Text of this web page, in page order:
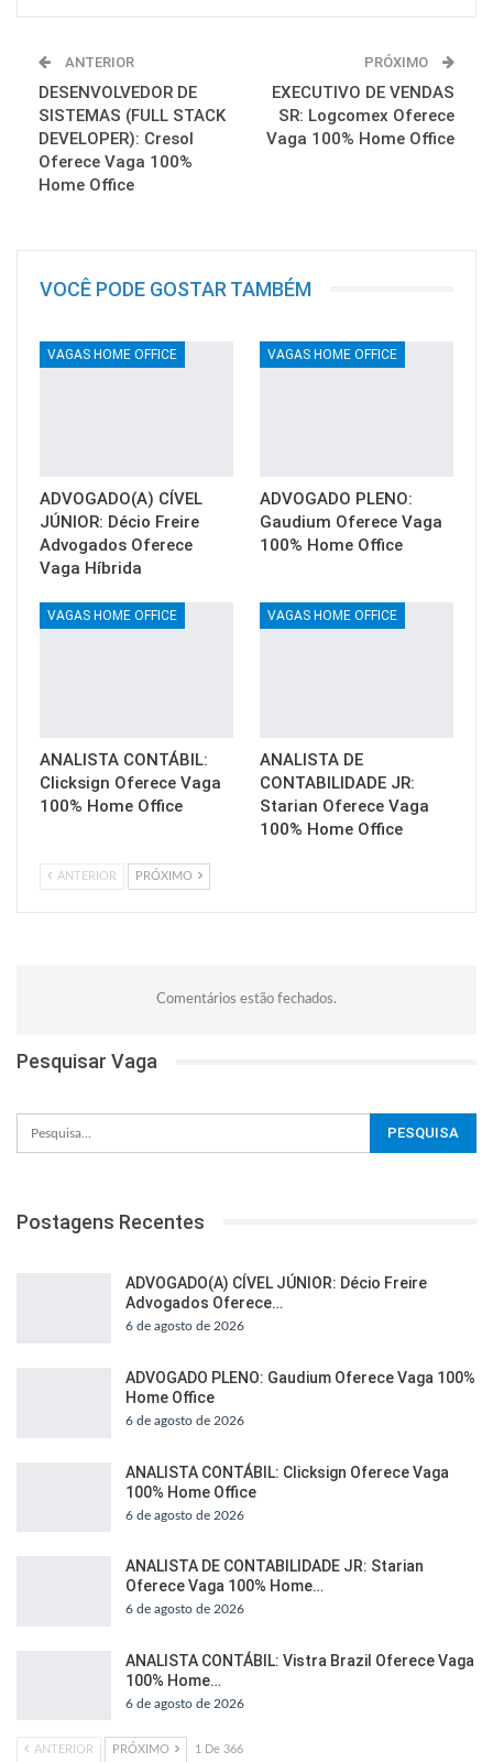
ANTERIOR
DESENVOLVEDOR DE
SISTEMAS (FULL STACK
DEVELOPER): Cresol
Oferece Vaga 100%
Home Office
PRÓXIMO
EXECUTIVO DE VENDAS
SR: Logcomex Oferece
Vaga 100% Home Office
VOCÊ PODE GOSTAR TAMBÉM
VAGAS HOME OFFICE
ADVOGADO(A) CÍVEL
JÚNIOR: Décio Freire
Advogados Oferece
Vaga Híbrida
VAGAS HOME OFFICE
ADVOGADO PLENO:
Gaudium Oferece Vaga
100% Home Office
VAGAS HOME OFFICE
ANALISTA CONTÁBIL:
Clicksign Oferece Vaga
100% Home Office
VAGAS HOME OFFICE
ANALISTA DE
CONTABILIDADE JR:
Starian Oferece Vaga
100% Home Office
ANTERIOR PRÓXIMO
Comentários estão fechados.
Pesquisar Vaga
Postagens Recentes
ADVOGADO(A) CÍVEL JÚNIOR: Décio Freire
Advogados Oferece…
6 de agosto de 2026
ADVOGADO PLENO: Gaudium Oferece Vaga 100%
Home Office
6 de agosto de 2026
ANALISTA CONTÁBIL: Clicksign Oferece Vaga
100% Home Office
6 de agosto de 2026
ANALISTA DE CONTABILIDADE JR: Starian
Oferece Vaga 100% Home…
6 de agosto de 2026
ANALISTA CONTÁBIL: Vistra Brazil Oferece Vaga
100% Home…
6 de agosto de 2026
ANTERIOR PRÓXIMO 1 De 366